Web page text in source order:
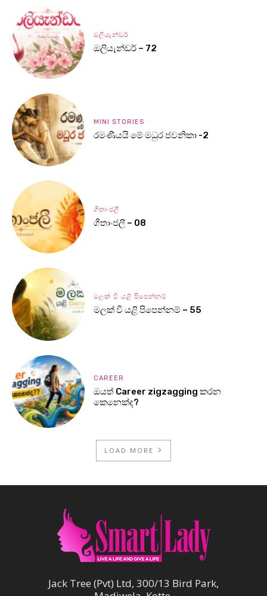
ඔලියැන්ඩර්
ඔලියැන්ඩර් – 72
MINI STORIES
රමණීයයි මේ මධුර ජවනිකා -2
ගීතාංජලී
ගීතාංජලී – 08
මලක් වී යළි පිපෙන්නම්
මලක් වී යළි පිපෙන්නම් – 55
CAREER
ඔයත් Career zigzagging කරන
කෙනෙක්ද?
LOAD MORE
Jack Tree (Pvt) Ltd, 300/13 Bird Park,